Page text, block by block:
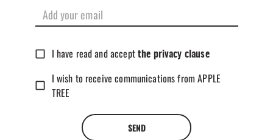
I have read and accept the privacy clause
I wish to receive communications from APPLE
TREE
SEND